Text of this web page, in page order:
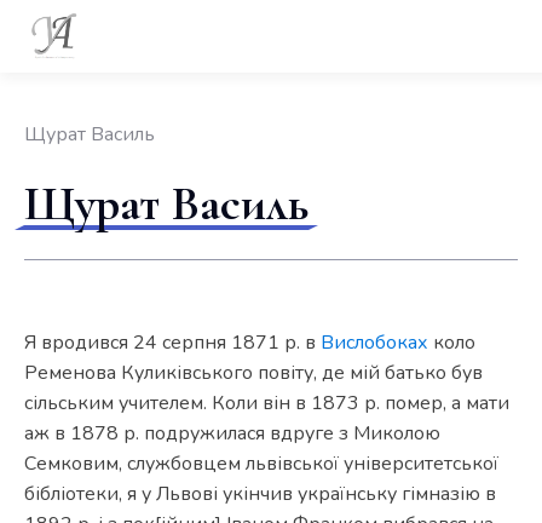
Щурат Василь
Щурат Василь
Я вродився 24 серпня 1871 р. в Вислобоках коло
Ременова Куликівського повіту, де мій батько був
сільським учителем. Коли він в 1873 р. помер, а мати
аж в 1878 р. подружилася вдруге з Миколою
Семковим, службовцем львівської університетської
бібліотеки, я у Львові укінчив українську гімназію в